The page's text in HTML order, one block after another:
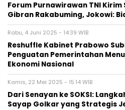
Forum Purnawirawan TNI
Gibran Rakabuming, Jokowi:
Rabu, 4 Juni 2025 - 14:39 WIB
Reshuffle Kabinet Prabowo
Penguatan Pemerintahan
Ekonomi Nasional
Kamis, 22 Mei 2025 - 15:14 WIB
Dari Senayan ke SOKSI:
Sayap Golkar yang Strategis